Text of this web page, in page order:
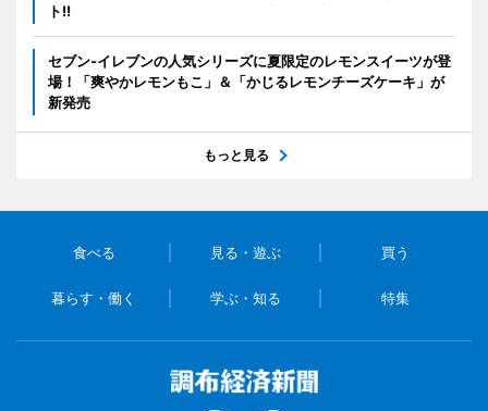
ト!!
セブン‐イレブンの人気シリーズに夏限定のレモンスイーツが登
場！「爽やかレモンもこ」＆「かじるレモンチーズケーキ」が
新発売
もっと見る
食べる 見る・遊ぶ 買う
暮らす・働く 学ぶ・知る 特集